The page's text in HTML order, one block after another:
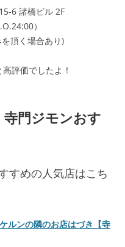
6 諸橋ビル 2F
）
頂く場合あり)
評価でしたよ！
門ジモンおす
すめの人気店はこち
ルンの隣のお店はづき【寺